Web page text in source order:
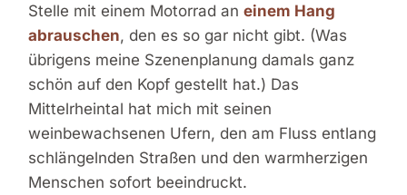
Stelle mit einem Motorrad aneinem Hang
abrauschen, den es so gar nicht gibt. (Was
übrigens meine Szenenplanung damals ganz
schön auf den Kopf gestellt hat.) Das
Mittelrheintal hat mich mit seinen
weinbewachsenen Ufern, den am Fluss entlang
schlängelnden Straßen und den warmherzigen
Menschen sofort beeindruckt.